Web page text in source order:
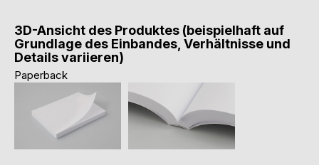
3D-Ansicht des Produktes (beispielhaft auf
Grundlage des Einbandes, Verhältnisse und
Details variieren)
Paperback